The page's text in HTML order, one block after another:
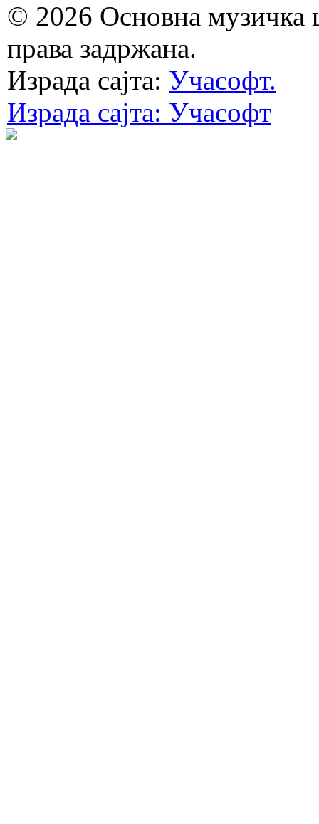
© 2026 Основна
права задржана.
Израда сајта: Учасофт.
Израда сајта: Учасофт